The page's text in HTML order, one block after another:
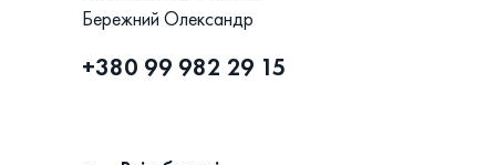
Бережний Олександр
+380 99 982 29 15